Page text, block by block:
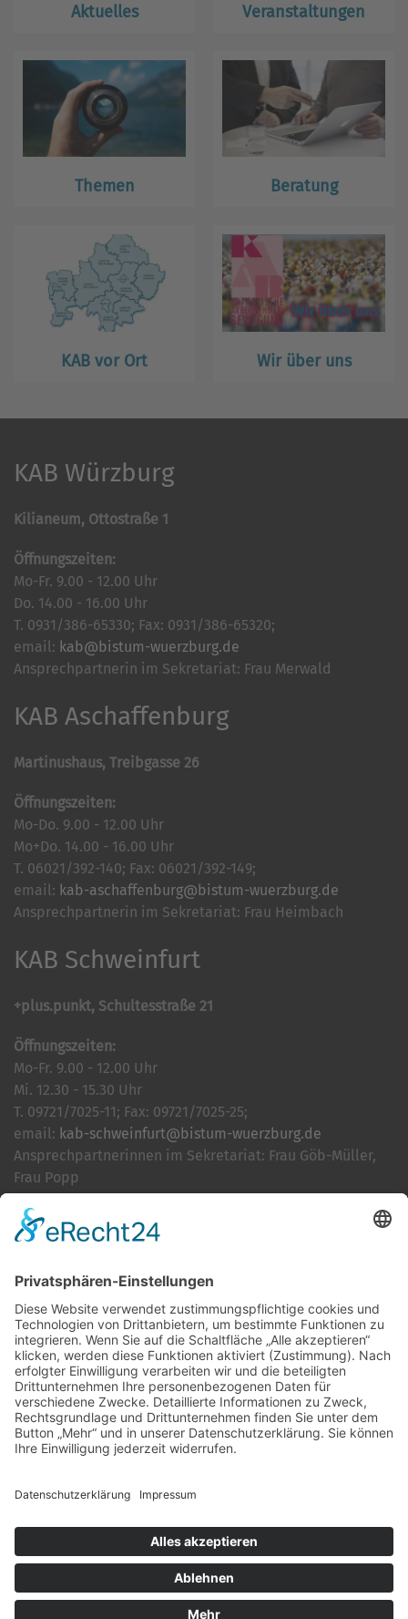
Aktuelles Veranstaltungen
Themen Beratung
KAB vor Ort Wir über uns
KAB Würzburg
Kilianeum, Ottostraße 1
Öffnungszeiten:
Mo-Fr. 9.00 - 12.00 Uhr
Do. 14.00 - 16.00 Uhr
T. 0931/386-65330; Fax: 0931/386-65320;
email: kab@bistum-wuerzburg.de
Ansprechpartnerin im Sekretariat: Frau Merwald
KAB Aschaffenburg
Martinushaus, Treibgasse 26
Öffnungszeiten:
Mo-Do. 9.00 - 12.00 Uhr
Mo+Do. 14.00 - 16.00 Uhr
T. 06021/392-140; Fax: 06021/392-149;
email: kab-aschaffenburg@bistum-wuerzburg.de
Ansprechpartnerin im Sekretariat: Frau Heimbach
KAB Schweinfurt
+plus.punkt, Schultesstraße 21
Öffnungszeiten:
Mo-Fr. 9.00 - 12.00 Uhr
Mi. 12.30 - 15.30 Uhr
T. 09721/7025-11; Fax: 09721/7025-25;
email: kab-schweinfurt@bistum-wuerzburg.de
Ansprechpartnerinnen im Sekretariat: Frau Göb-Müller,
Frau Popp
Cookie-Einstellungen
Kontakt
Login
Impressum